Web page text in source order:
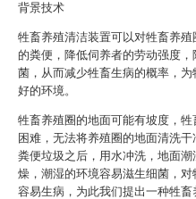
背景技术
牲畜养殖清洁装置可以对牲畜养
的粪便，降低伺养者的劳动强度
菌，从而减少牲畜生病的概率，
好的环境。
牲畜养殖圈的地面可能有坡度，
困难，无法将养殖圈的地面清洗
粪便垃圾之后，用水冲洗，地面
燥，潮湿的环境容易滋生细菌，
容易生病，为此我们提出一种牲畜